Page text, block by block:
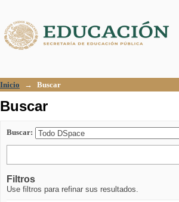
Inicio → Buscar
Buscar
Buscar:
Filtros
Use filtros para refinar sus resultados.